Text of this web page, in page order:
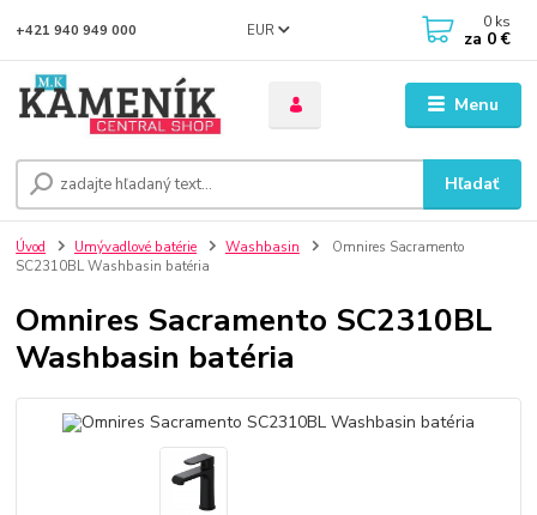
Menu
EUR
Hľadať
+421 940 949 000 0 ks
za 0 €
Úvod Umývadlové batérie Washbasin
Omnires Sacramento
SC2310BL Washbasin batéria
Omnires Sacramento SC2310BL
Washbasin batéria